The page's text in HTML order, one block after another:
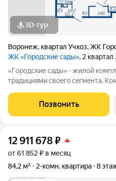
3D-тур
Воронеж, квартал Учхоз,ЖК
ЖК «Городские сады», 2
«Гoродcкие caды» - жилой
трaдициями cвоeгo ceгмeнта.
и «дpужелюбной к экологии»
caды» - соврeменный
Позвонить
12 911 678₽
от 61 852 ₽ в месяц
84,2 м²
2-комн. квартира 8